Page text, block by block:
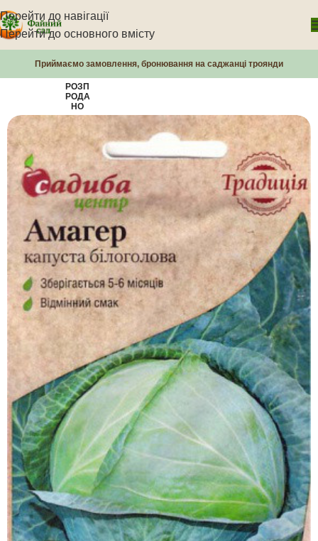
Перейти до навігації
Перейти до основного вмісту
Приймаємо замовлення, бронювання на саджанці троянди
РОЗП
РОДА
НО